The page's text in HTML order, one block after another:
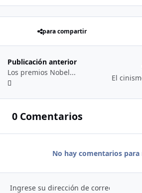
para compartir
Publicación anterior
Los premios Nobel...
0 Comentarios
No hay comentarios para